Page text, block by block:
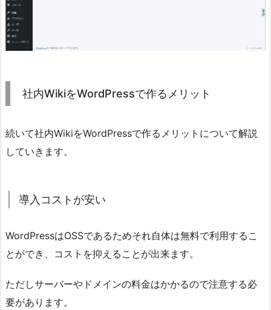
社内WikiをWordPressで作るメリット
続いて社内WikiをWordPressで作るメリットについて解説
していきます。
導入コストが安い
WordPressはOSSであるためそれ自体は無料で利用するこ
とができ、コストを抑えることが出来ます。
ただしサーバーやドメインの料金はかかるので注意する必
要があります。